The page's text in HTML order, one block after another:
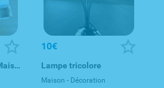
Masha et Michka - Maison de l'Ours - Simba Toys 109301632
10€
Lampe tricolore
Maison - Décoration